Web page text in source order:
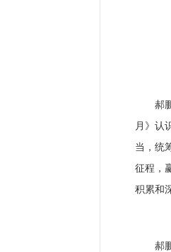
郝
月》认
当，统
征程，
积累和
郝